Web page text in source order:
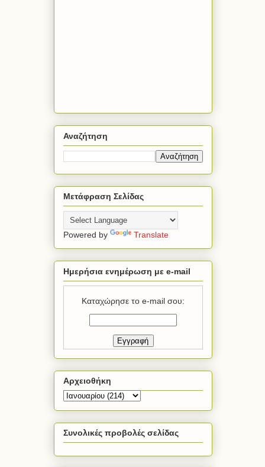
Αναζήτηση
Μετάφραση Σελίδας
Powered by Translate
Ημερήσια ενημέρωση με e-mail
Καταχώρησε το e-mail σου:
Αρχειοθήκη
Συνολικές προβολές σελίδας